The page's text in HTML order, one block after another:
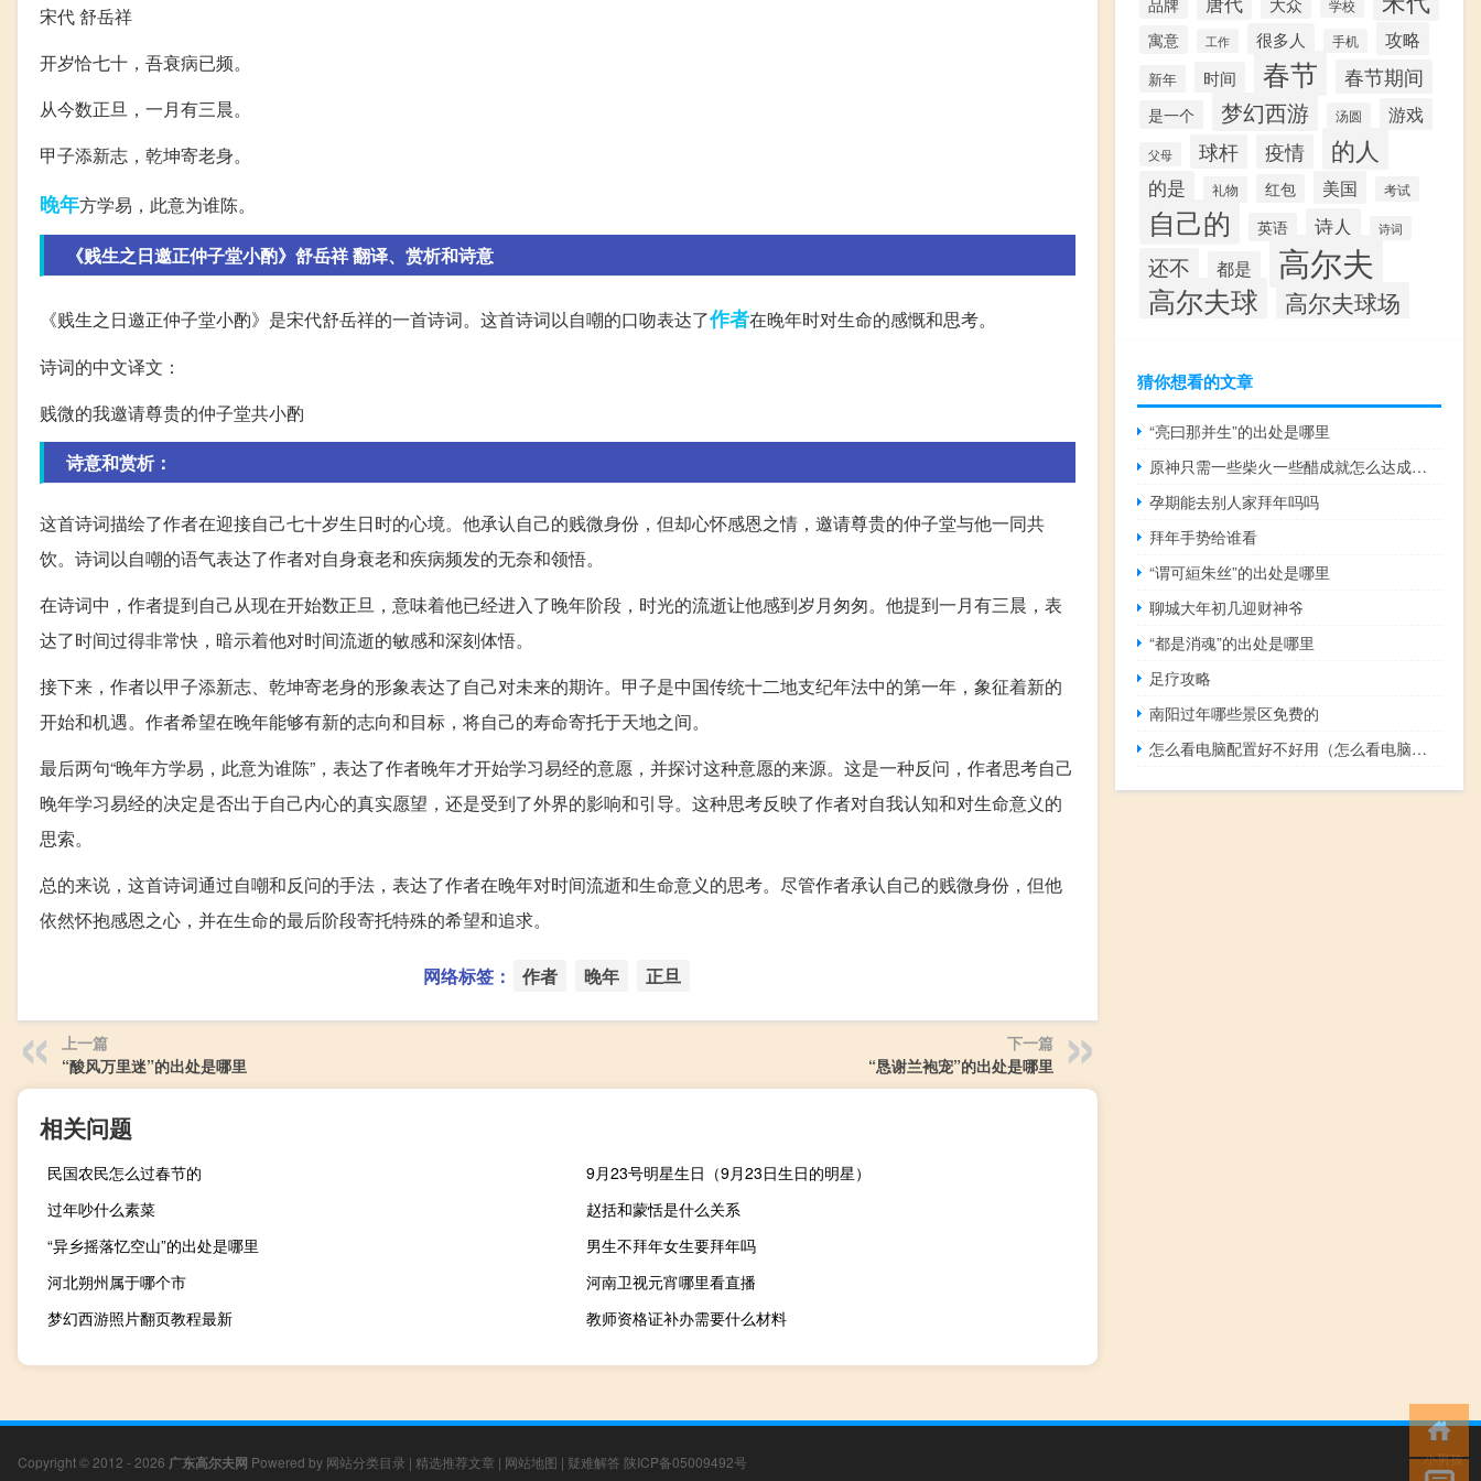
宋代 舒岳祥
开岁恰七十，吾衰病已频。
从今数正旦，一月有三晨。
甲子添新志，乾坤寄老身。
晚年方学易，此意为谁陈。
《贱生之日邀正仲子堂小酌》舒岳祥 翻译、赏析和诗意
《贱生之日邀正仲子堂小酌》是宋代舒岳祥的一首诗词。这首诗词以自嘲的口吻表达了作者在晚年时对生命的感慨和思考。
诗词的中文译文：
贱微的我邀请尊贵的仲子堂共小酌
诗意和赏析：
这首诗词描绘了作者在迎接自己七十岁生日时的心境。他承认自己的贱微身份，但却心怀感恩之情，邀请尊贵的仲子堂与他一同共
饮。诗词以自嘲的语气表达了作者对自身衰老和疾病频发的无奈和领悟。
在诗词中，作者提到自己从现在开始数正旦，意味着他已经进入了晚年阶段，时光的流逝让他感到岁月匆匆。他提到一月有三晨，表
达了时间过得非常快，暗示着他对时间流逝的敏感和深刻体悟。
接下来，作者以甲子添新志、乾坤寄老身的形象表达了自己对未来的期许。甲子是中国传统十二地支纪年法中的第一年，象征着新的
开始和机遇。作者希望在晚年能够有新的志向和目标，将自己的寿命寄托于天地之间。
最后两句“晚年方学易，此意为谁陈”，表达了作者晚年才开始学习易经的意愿，并探讨这种意愿的来源。这是一种反问，作者思考自己
晚年学习易经的决定是否出于自己内心的真实愿望，还是受到了外界的影响和引导。这种思考反映了作者对自我认知和对生命意义的
思索。
总的来说，这首诗词通过自嘲和反问的手法，表达了作者在晚年对时间流逝和生命意义的思考。尽管作者承认自己的贱微身份，但他
依然怀抱感恩之心，并在生命的最后阶段寄托特殊的希望和追求。
网络标签： 作者 晚年 正旦
上一篇
“酸风万里迷”的出处是哪里
下一篇
“恳谢兰袍宠”的出处是哪里
相关问题
民国农民怎么过春节的
9月23号明星生日（9月23日生日的明星）
过年吵什么素菜
赵括和蒙恬是什么关系
“异乡摇落忆空山”的出处是哪里
男生不拜年女生要拜年吗
河北朔州属于哪个市
河南卫视元宵哪里看直播
梦幻西游照片翻页教程最新
教师资格证补办需要什么材料
学校
寓意 工作 很多人 手机 攻略
新年 时间 春节 春节期间
是一个 梦幻西游 汤圆 游戏
父母 球杆 疫情 的人
的是 礼物 红包 美国 考试
自己的 英语 诗人 诗词
还不 都是 高尔夫
高尔夫球 高尔夫球场
猜你想看的文章
“亮曰那并生”的出处是哪里
原神只需一些柴火一些醋成就怎么达成什么梗
孕期能去别人家拜年吗吗
拜年手势给谁看
“谓可絙朱丝”的出处是哪里
聊城大年初几迎财神爷
“都是消魂”的出处是哪里
足疗攻略
南阳过年哪些景区免费的
怎么看电脑配置好不好用（怎么看电脑配置好不好）
Copyright © 2012 - 2026 广东高尔夫网 Powered by 网站分类目录 | 精选推荐文章 | 网站地图 | 疑难解答 陕ICP备05009492号
小男孩